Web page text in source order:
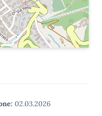
02.03.2026